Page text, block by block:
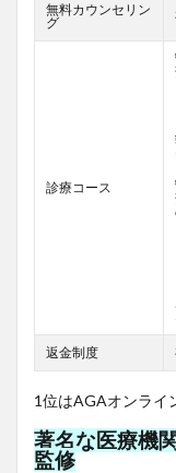
無料カウンセリン
グ
診療コース
返金制度
1位はAGAオンライ
著名な医療機
監修